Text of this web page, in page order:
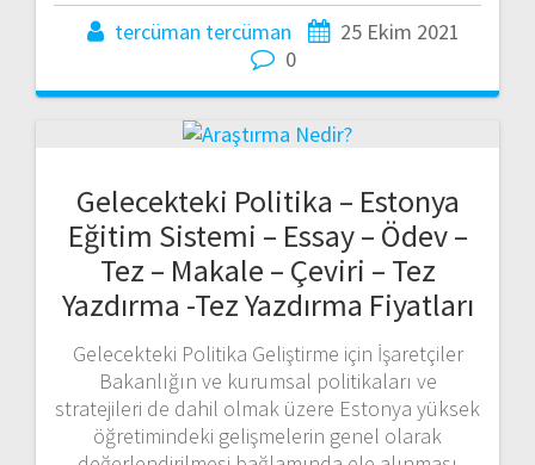
tercüman tercüman
25 Ekim 2021
0
Gelecekteki Politika – Estonya
Eğitim Sistemi – Essay – Ödev –
Tez – Makale – Çeviri – Tez
Yazdırma -Tez Yazdırma Fiyatları
Gelecekteki Politika Geliştirme için İşaretçiler
Bakanlığın ve kurumsal politikaları ve
stratejileri de dahil olmak üzere Estonya yüksek
öğretimindeki gelişmelerin genel olarak